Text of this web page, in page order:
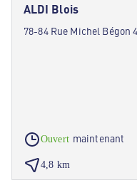
ALDI Blois
78-84 Rue Michel Bégon
Ouvert maintenant
4,8 km